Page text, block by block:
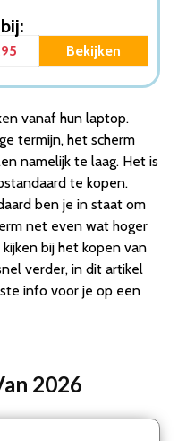
Bekijken
vanaf hun laptop.
termijn, het scherm
namelijk te laag. Het is
te kopen.
ben je in staat om
net even wat hoger
bij het kopen van
verder, in dit artikel
info voor je op een
2026